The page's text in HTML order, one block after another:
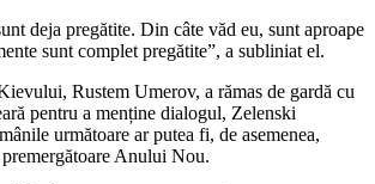
deja pregătite. Din câte văd eu, sunt aproape
sunt complet pregătite”, a subliniat el.
Rustem Umerov, a rămas de gardă cu
pentru a menține dialogul, Zelenski
următoare ar putea fi, de asemenea,
Anului Nou.